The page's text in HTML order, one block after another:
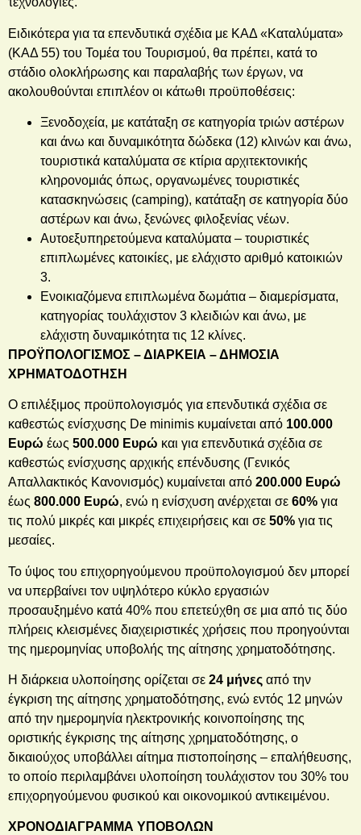
Ειδικότερα για τα επενδυτικά σχέδια με ΚΑΔ «Καταλύματα»
(ΚΑΔ 55) του Τομέα του Τουρισμού, θα πρέπει, κατά το
στάδιο ολοκλήρωσης και παραλαβής των έργων, να
ακολουθούνται επιπλέον οι κάτωθι προϋποθέσεις:
Ξενοδοχεία, με κατάταξη σε κατηγορία τριών αστέρων
και άνω και δυναμικότητα δώδεκα (12) κλινών και άνω,
τουριστικά καταλύματα σε κτίρια αρχιτεκτονικής
κληρονομιάς όπως, οργανωμένες τουριστικές
κατασκηνώσεις (camping), κατάταξη σε κατηγορία δύο
αστέρων και άνω, ξενώνες φιλοξενίας νέων.
Αυτοεξυπηρετούμενα καταλύματα – τουριστικές
επιπλωμένες κατοικίες, με ελάχιστο αριθμό κατοικιών
3.
Ενοικιαζόμενα επιπλωμένα δωμάτια – διαμερίσματα,
κατηγορίας τουλάχιστον 3 κλειδιών και άνω, με
ελάχιστη δυναμικότητα τις 12 κλίνες.
ΠΡΟΫΠΟΛΟΓΙΣΜΟΣ – ΔΙΑΡΚΕΙΑ – ΔΗΜΟΣΙΑ
ΧΡΗΜΑΤΟΔΟΤΗΣΗ
Ο επιλέξιμος προϋπολογισμός για επενδυτικά σχέδια σε
καθεστώς ενίσχυσης De minimis κυμαίνεται από 100.000
Ευρώ έως 500.000 Ευρώ και για επενδυτικά σχέδια σε
καθεστώς ενίσχυσης αρχικής επένδυσης (Γενικός
Απαλλακτικός Κανονισμός) κυμαίνεται από 200.000 Ευρώ
έως 800.000 Ευρώ, ενώ η ενίσχυση ανέρχεται σε 60% για
τις πολύ μικρές και μικρές επιχειρήσεις και σε 50% για τις
μεσαίες.
Το ύψος του επιχορηγούμενου προϋπολογισμού δεν μπορεί
να υπερβαίνει τον υψηλότερο κύκλο εργασιών
προσαυξημένο κατά 40% που επετεύχθη σε μια από τις δύο
πλήρεις κλεισμένες διαχειριστικές χρήσεις που προηγούνται
της ημερομηνίας υποβολής της αίτησης χρηματοδότησης.
Η διάρκεια υλοποίησης ορίζεται σε 24 μήνες από την
έγκριση της αίτησης χρηματοδότησης, ενώ εντός 12 μηνών
από την ημερομηνία ηλεκτρονικής κοινοποίησης της
οριστικής έγκρισης της αίτησης χρηματοδότησης, ο
δικαιούχος υποβάλλει αίτημα πιστοποίησης – επαλήθευσης,
το οποίο περιλαμβάνει υλοποίηση τουλάχιστον του 30% του
επιχορηγούμενου φυσικού και οικονομικού αντικειμένου.
ΧΡΟΝΟΔΙΑΓΡΑΜΜΑ ΥΠΟΒΟΛΩΝ